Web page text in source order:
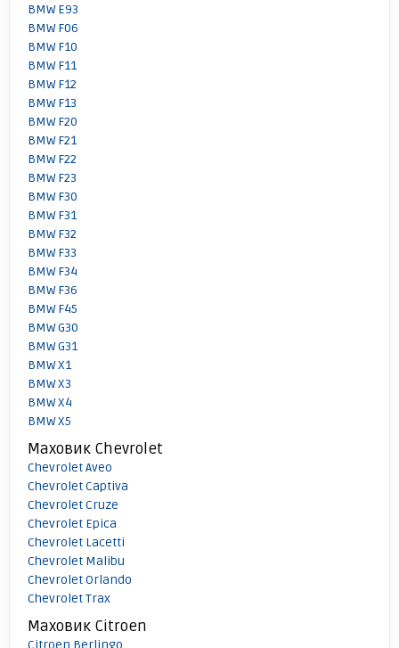
BMW E93
BMW F06
BMW F10
BMW F11
BMW F12
BMW F13
BMW F20
BMW F21
BMW F22
BMW F23
BMW F30
BMW F31
BMW F32
BMW F33
BMW F34
BMW F36
BMW F45
BMW G30
BMW G31
BMW X1
BMW X3
BMW X4
BMW X5
Маховик Chevrolet
Chevrolet Aveo
Chevrolet Captiva
Chevrolet Cruze
Chevrolet Epica
Chevrolet Lacetti
Chevrolet Malibu
Chevrolet Orlando
Chevrolet Trax
Маховик Citroen
Citroen Berlingo